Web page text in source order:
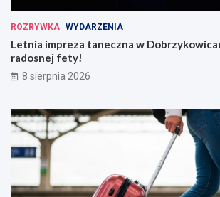
ROZRYWKA WYDARZENIA
Letnia impreza taneczna w
radosnej fety!
8 sierpnia 2026